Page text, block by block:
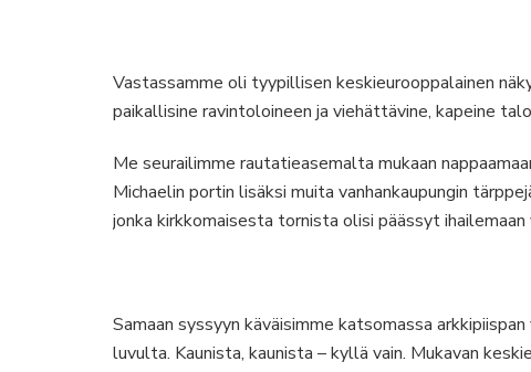
Vastassamme oli tyypillisen keskieurooppalainen
paikallisine ravintoloineen ja viehättävine, kapeine
Me seurailimme rautatieasemalta mukaan
Michaelin portin lisäksi muita vanhankaupungin
jonka kirkkomaisesta tornista olisi päässyt
Samaan syssyyn käväisimme katsomassa
luvulta. Kaunista, kaunista – kyllä vain. Mukavan